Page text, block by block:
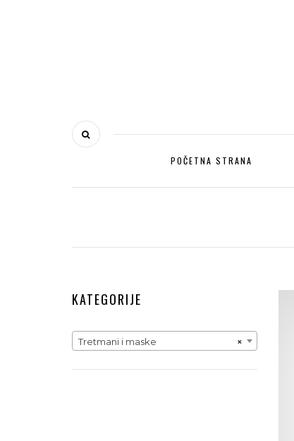
POČETNA STRANA
KATEGORIJE
×
Tretmani i maske